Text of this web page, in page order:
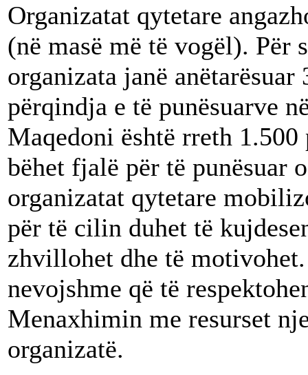
Organizatat qytetare
(në masë më të vogël). Për
organizata janë
përqindja e të punësuarve
Maqedoni është rreth 1.500
bëhet fjalë për të punësuar
organizatat qytetare
për të cilin duhet të
zhvillohet dhe të
nevojshme që të
Menaxhimin me resurset
organizatë.